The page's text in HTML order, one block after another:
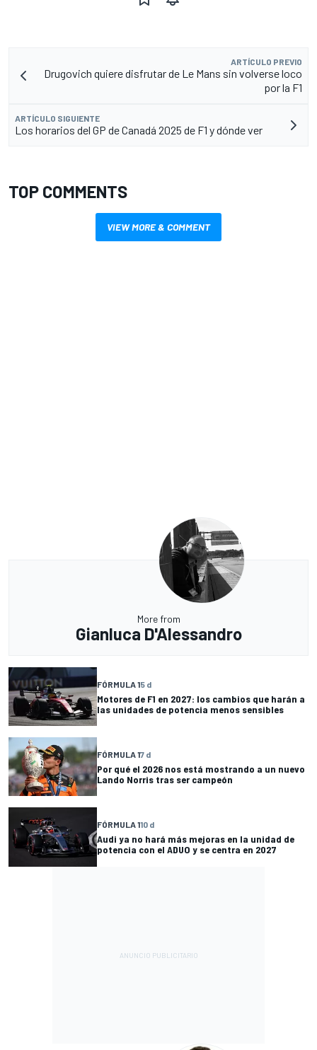
ARTÍCULO PREVIO
Drugovich quiere disfrutar de Le Mans sin volverse loco
por la F1
ARTÍCULO SIGUIENTE
Los horarios del GP de Canadá 2025 de F1 y dónde ver
TOP COMMENTS
VIEW MORE & COMMENT
More from
Gianluca D'Alessandro
FÓRMULA 15 d
Motores de F1 en 2027: los cambios que harán a
las unidades de potencia menos sensibles
FÓRMULA 17 d
Por qué el 2026 nos está mostrando a un nuevo
Lando Norris tras ser campeón
FÓRMULA 110 d
Audi ya no hará más mejoras en la unidad de
potencia con el ADUO y se centra en 2027